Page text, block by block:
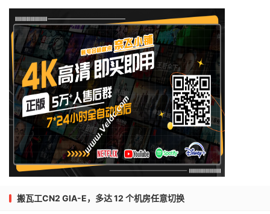
搬瓦工CN2 GIA-E，多达 12 个机房任意切换